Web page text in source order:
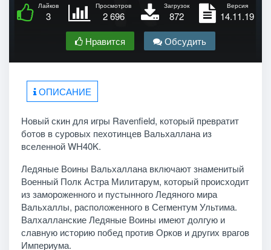
Лайков
3
Просмотров
2 696
Загрузок
872
Версия
14.11.19
Нравится
Обсудить
ОПИСАНИЕ
Новый скин для игры Ravenfield, который превратит
ботов в суровых пехотинцев Вальхаллана из
вселенной WH40K.
Ледяные Воины Вальхаллана включают знаменитый
Военный Полк Астра Милитарум, который происходит
из замороженного и пустынного Ледяного мира
Вальхаллы, расположенного в Сегментум Ультима.
Валхалланские Ледяные Воины имеют долгую и
славную историю побед против Орков и других врагов
Империума.